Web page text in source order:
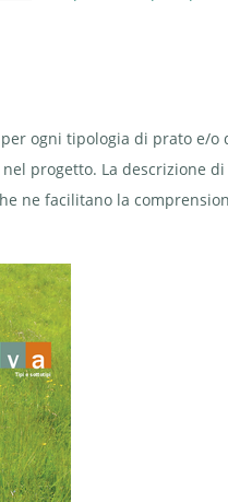
ogni tipologia di prato e/o
progetto. La descrizione
ne facilitano la